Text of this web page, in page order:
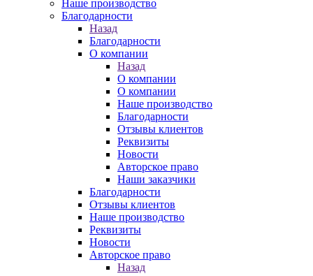
Наше производство
Благодарности
Назад
Благодарности
О компании
Назад
О компании
О компании
Наше производство
Благодарности
Отзывы клиентов
Реквизиты
Новости
Авторское право
Наши заказчики
Благодарности
Отзывы клиентов
Наше производство
Реквизиты
Новости
Авторское право
Назад